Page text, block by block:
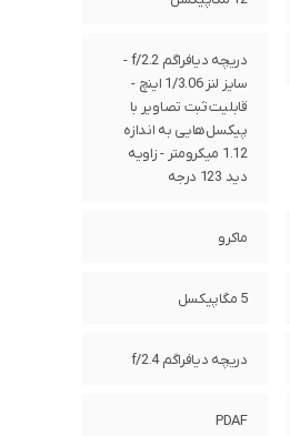
دریچه دیافراگم f/2.2 -
سایز لنز 1/3.06 اینچ -
قابلیت ثبت تصاویر با
پیکسل‌هایی به اندازه
1.12 میکرومتر - زاویه
دید 123 درجه
ماکرو
5 مگاپیکسل
دریچه دیافراگم f/2.4
PDAF